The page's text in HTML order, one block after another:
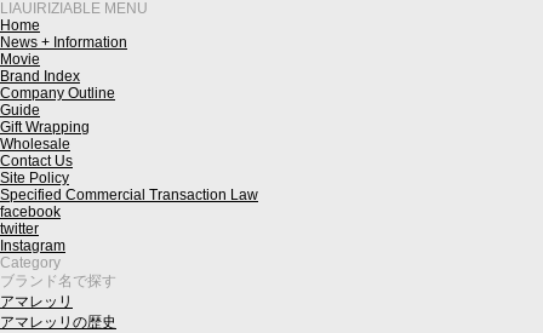
LIAUIRIZIABLE MENU
Home
News + Information
Movie
Brand Index
Company Outline
Guide
Gift Wrapping
Wholesale
Contact Us
Site Policy
Specified Commercial Transaction Law
facebook
twitter
Instagram
Category
ブランド名で探す
アマレッリ
アマレッリの歴史